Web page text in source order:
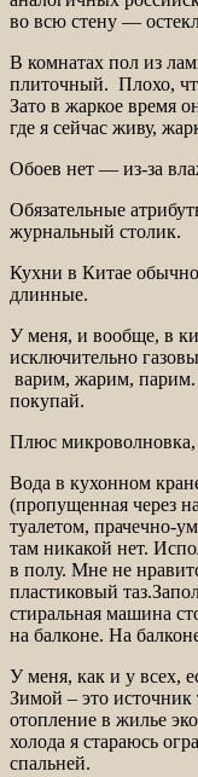
во всю стену —
В комнатах пол из
плиточный. Плохо,
Зато в жаркое время
где я сейчас живу,
Обоев нет — из-за
Обязательные
журнальный столик.
Кухни в Китае
длинные.
У меня, и вообще, в
исключительно
варим, жарим, парим.
покупай.
Плюс микроволновка,
Вода в кухонном
(пропущенная через
туалетом, прачечно-
там никакой нет.
в полу. Мне не
пластиковый
стиральная машина
на балконе. На
У меня, как и у всех,
Зимой – это
отопление в жилье
холода я стараюсь
спальней.